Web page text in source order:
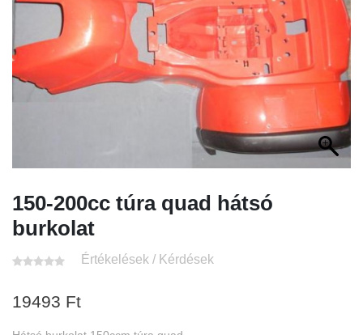
150-200cc túra quad hátsó
burkolat
Értékelések / Kérdések
19493 Ft